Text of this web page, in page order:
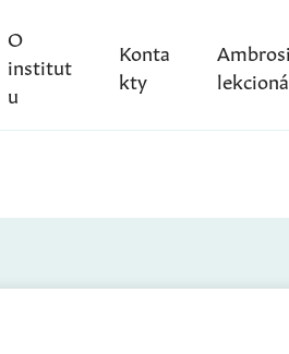
O
institut
u
Konta
kty